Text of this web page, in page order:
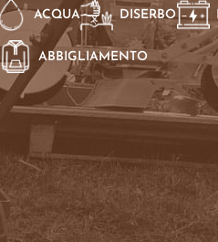
ACQUA DISERBO
ABBIGLIAMENTO
Show 18 24